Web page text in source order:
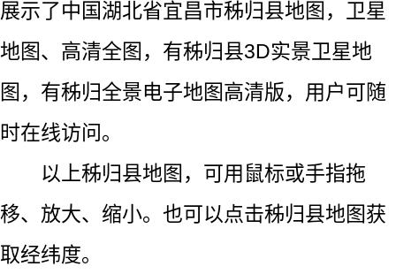
展示了中国湖北省宜昌市秭归县地图，卫星
地图、高清全图，有秭归县3D实景卫星地
图，有秭归全景电子地图高清版，用户可随
时在线访问。
以上秭归县地图，可用鼠标或手指拖
移、放大、缩小。也可以点击秭归县地图获
取经纬度。